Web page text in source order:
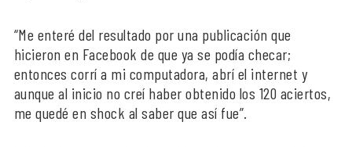
“Me enteré del resultado por una publicación que
hicieron en Facebook de que ya se podía checar;
entonces corrí a mi computadora, abrí el internet y
aunque al inicio no creí haber obtenido los 120 aciertos,
me quedé en shock al saber que así fue”.